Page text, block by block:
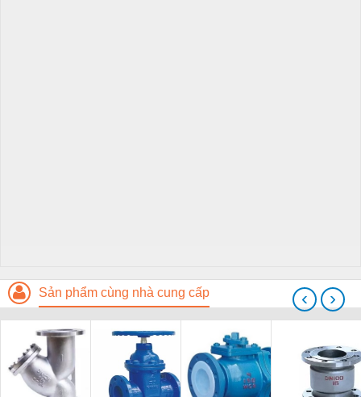
Sản phẩm cùng nhà cung cấp ‹ ›